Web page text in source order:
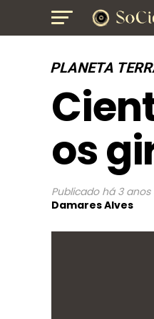
PLANETA
os
Publicado há 3 anos
Damares Alves